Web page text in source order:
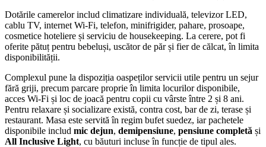
Dotările camerelor includ climatizare individuală, televizor LED,
cablu TV, internet Wi‑Fi, telefon, minifrigider, pahare, prosoape,
cosmetice hoteliere și serviciu de housekeeping. La cerere, pot fi
oferite pătuț pentru bebeluși, uscător de păr și fier de călcat, în limita
disponibilității.
Complexul pune la dispoziția oaspeților servicii utile pentru un sejur
fără griji, precum parcare proprie în limita locurilor disponibile,
acces Wi‑Fi și loc de joacă pentru copii cu vârste între 2 și 8 ani.
Pentru relaxare și socializare există, contra cost, bar de zi, terase și
restaurant. Masa este servită în regim bufet suedez, iar pachetele
disponibile includ mic dejun, demipensiune, pensiune completă și
All Inclusive Light, cu băuturi incluse în funcție de tipul ales.